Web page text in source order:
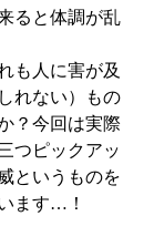
ると体調が乱
も人に害が及
れない）もの
？今回は実際
つピックアッ
というものを
ます…！